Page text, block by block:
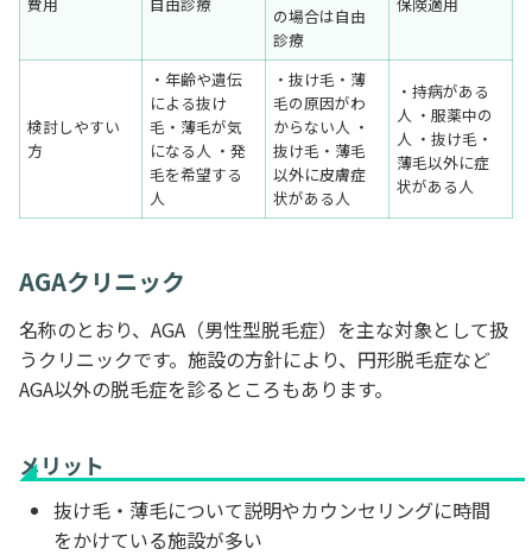
の場合は自由
診療
検討しやすい
方
・年齢や遺伝
による抜け
毛・薄毛が気
になる人 ・発
毛を希望する
人
・抜け毛・薄
毛の原因がわ
からない人 ・
抜け毛・薄毛
以外に皮膚症
状がある人
・持病がある
人 ・服薬中の
人 ・抜け毛・
薄毛以外に症
状がある人
AGAクリニック
名称のとおり、AGA（男性型脱毛症）を主な対象として扱
うクリニックです。施設の方針により、円形脱毛症など
AGA以外の脱毛症を診るところもあります。
メリット
抜け毛・薄毛について説明やカウンセリングに時間
をかけている施設が多い